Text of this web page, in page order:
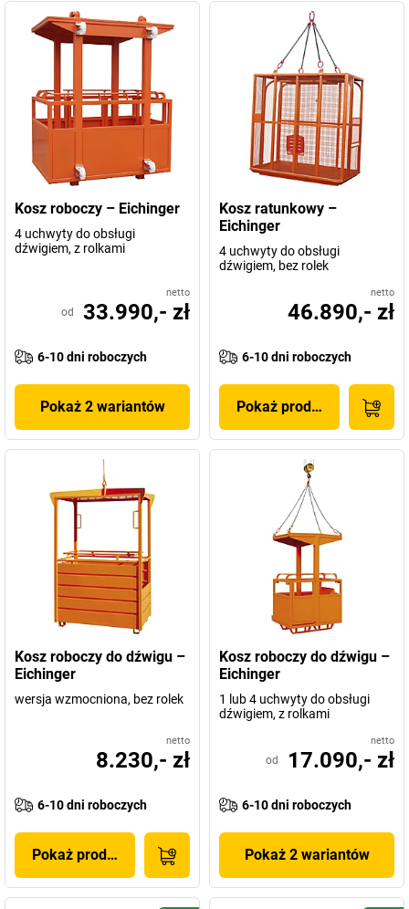
Kosz roboczy – Eichinger
4 uchwyty do obsługi
dźwigiem, z rolkami
netto
od 33.990,- zł
6-10 dni roboczych
Pokaż 2 wariantów
Kosz ratunkowy –
Eichinger
4 uchwyty do obsługi
dźwigiem, bez rolek
netto
46.890,- zł
6-10 dni roboczych
Pokaż produkt
Kosz roboczy do dźwigu –
Eichinger
wersja wzmocniona, bez rolek
netto
8.230,- zł
6-10 dni roboczych
Pokaż produkt
Kosz roboczy do dźwigu –
Eichinger
1 lub 4 uchwyty do obsługi
dźwigiem, z rolkami
netto
od 17.090,- zł
6-10 dni roboczych
Pokaż 2 wariantów